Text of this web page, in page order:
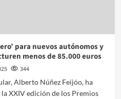
para nuevos autónomos y
menos de 85.000 euros
344
Alberto Núñez Feijóo, ha
XXIV edición de los Premios